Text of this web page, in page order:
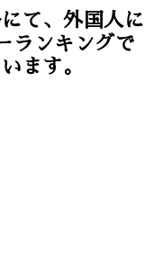
て、外国人に
ランキングで
ます。